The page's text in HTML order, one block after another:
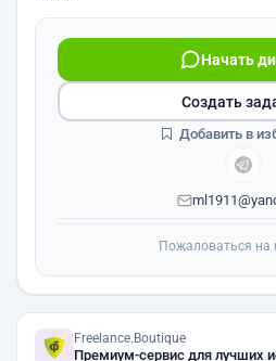
Начать
Создать
Добавить в
Пожаловаться на
Freelance.Boutique
Премиум-сервис для лучших